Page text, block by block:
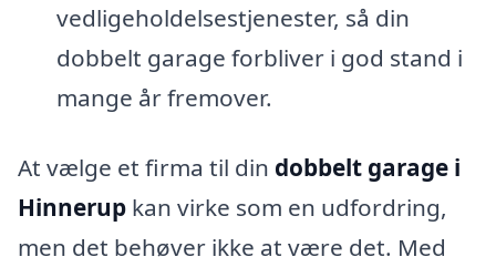
vedligeholdelsestjenester, så din
dobbelt garage forbliver i god stand i
mange år fremover.
At vælge et firma til din dobbelt garage i
Hinnerup kan virke som en udfordring,
men det behøver ikke at være det. Med